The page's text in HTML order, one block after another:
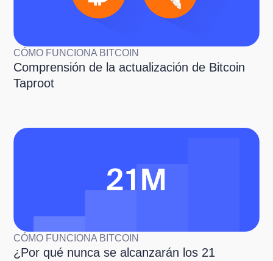
CÓMO FUNCIONA BITCOIN
Comprensión de la actualización de Bitcoin
Taproot
CÓMO FUNCIONA BITCOIN
¿Por qué nunca se alcanzarán los 21